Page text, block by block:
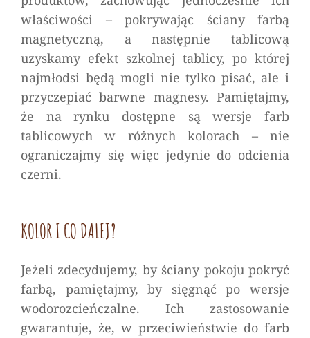
właściwości – pokrywając ściany farbą
magnetyczną, a następnie tablicową
uzyskamy efekt szkolnej tablicy, po której
najmłodsi będą mogli nie tylko pisać, ale i
przyczepiać barwne magnesy. Pamiętajmy,
że na rynku dostępne są wersje farb
tablicowych w różnych kolorach – nie
ograniczajmy się więc jedynie do odcienia
czerni.
KOLOR I CO DALEJ?
Jeżeli zdecydujemy, by ściany pokoju pokryć
farbą, pamiętajmy, by sięgnąć po wersje
wodorozcieńczalne. Ich zastosowanie
gwarantuje, że, w przeciwieństwie do farb